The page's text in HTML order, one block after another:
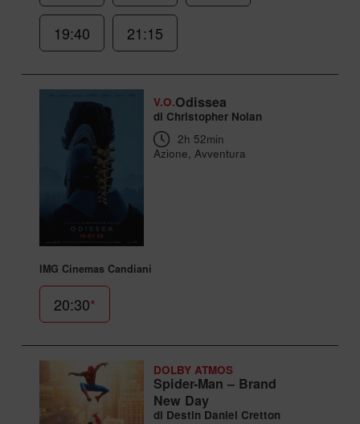
19:40 21:15
V.O.Odissea
di Christopher Nolan
2h 52min
Azione, Avventura
IMG Cinemas Candiani
20:30*
DOLBY ATMOS
Spider-Man – Brand
New Day
di Destin Daniel Cretton